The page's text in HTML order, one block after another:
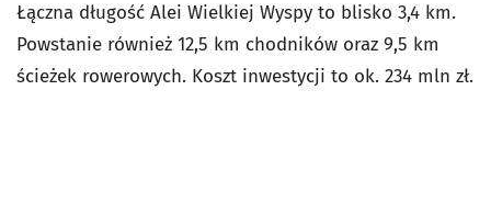
Łączna długość Alei Wielkiej Wyspy to blisko 3,4 km.
Powstanie również 12,5 km chodników oraz 9,5 km
ścieżek rowerowych. Koszt inwestycji to ok. 234 mln zł.